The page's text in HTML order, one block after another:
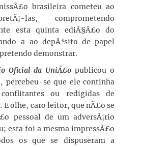
brasileira cometeu ao
las, comprometendo
esta quinta ediÃ§Ã£o do
a ao depÃ³sito de papel
demonstrar.
Oficial da UniÃ£o publicou o
percebeu-se que ele continha
conflitantes ou redigidas de
E olhe, caro leitor, que nÃ£o se
pessoal de um adversÃ¡rio
esta foi a mesma impressÃ£o
os que se dispuseram a